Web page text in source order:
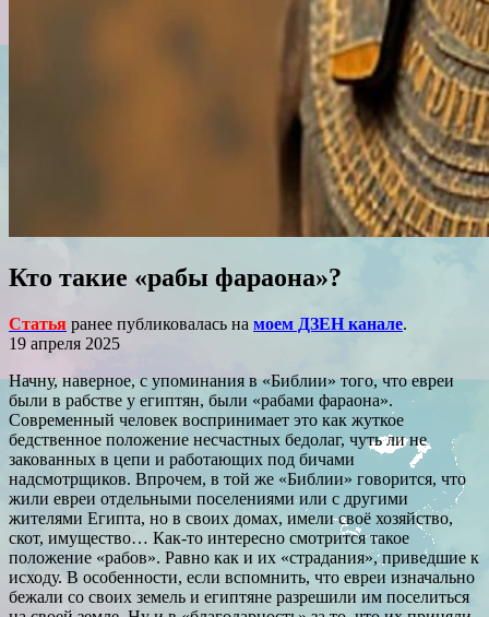
Кто такие «рабы фараона»?
Статья ранее публиковалась на моем ДЗЕН канале.
19 апреля 2025
Начну, наверное, с упоминания в «Библии» того, что евреи
были в рабстве у египтян, были «рабами фараона».
Современный человек воспринимает это как жуткое
бедственное положение несчастных бедолаг, чуть ли не
закованных в цепи и работающих под бичами
надсмотрщиков. Впрочем, в той же «Библии» говорится, что
жили евреи отдельными поселениями или с другими
жителями Египта, но в своих домах, имели своё хозяйство,
скот, имущество… Как-то интересно смотрится такое
положение «рабов». Равно как и их «страдания», приведшие к
исходу. В особенности, если вспомнить, что евреи изначально
бежали со своих земель и египтяне разрешили им поселиться